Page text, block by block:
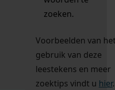
zoeken.
Voorbeelden van
gebruik van deze
leestekens en meer
zoektips vindt u hier.